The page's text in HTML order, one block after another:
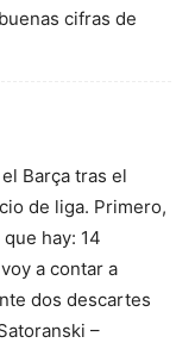
cifras de
Barça tras el
de liga. Primero,
hay: 14
a contar a
dos descartes
–